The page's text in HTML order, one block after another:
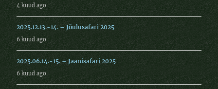
4 kuud ago
2025.12.13.-14. – Jõulusafari 2025
6 kuud ago
2025.06.14.-15. – Jaanisafari 2025
6 kuud ago